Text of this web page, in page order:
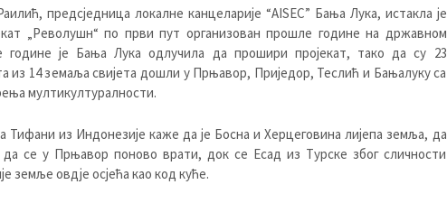
предсједница локалне канцеларије “AISEC” Бања Лука, истакла је
„Револушн“ по први пут организован прошле године на државном
године је Бања Лука одлучила да прошири пројекат, тако да су 23
из 14 земаља свијета дошли у Прњавор, Приједор, Теслић и Бањалуку са
мултикултуралности.
Тифани из Индонезије каже да је Босна и Херцеговина лијепа земља, да
се у Прњавор поново врати, док се Есад из Турске због сличности
земље овдје осјећа као код куће.